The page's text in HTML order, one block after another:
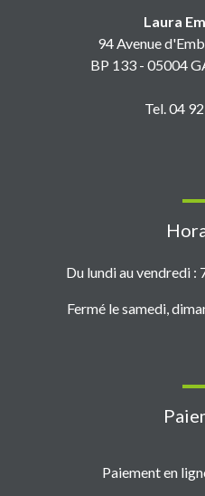
Laura
94 Avenue
BP 133 - 05004
Tel. 04
Du lundi au vendredi
Fermé le samedi,
Paiement en